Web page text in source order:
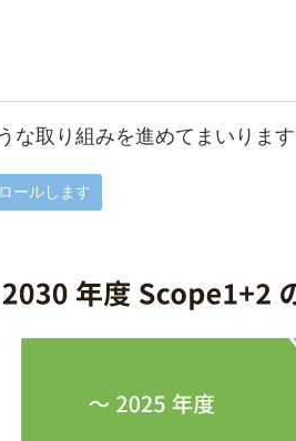
な取り組みを進めてまいりま